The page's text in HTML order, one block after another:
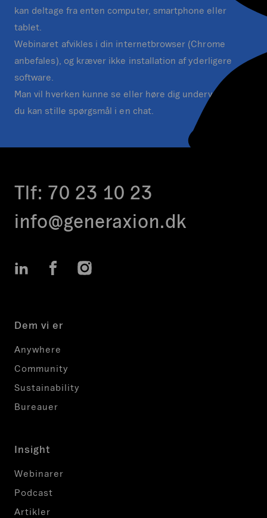
kan deltage fra enten computer, smartphone eller
tablet.
Webinaret afvikles i din internetbrowser (Chrome
anbefales), og kræver ikke installation af yderligere
software.
Man vil hverken kunne se eller høre dig undervejs, men
du kan stille spørgsmål i en chat.
Tlf: 70 23 10 23
info@generaxion.dk
LinkedInFacebookInstagram
Dem vi er
Anywhere
Community
Sustainability
Bureauer
Insight
Webinarer
Podcast
Artikler